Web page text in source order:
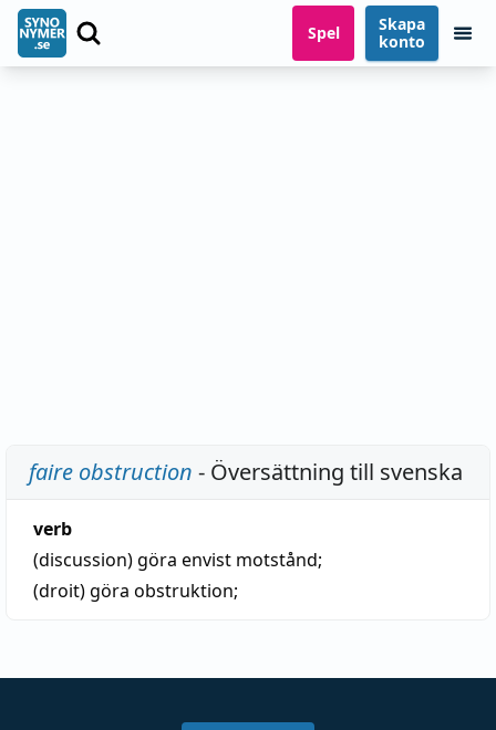
Spel
Skapa
konto
faire obstruction - Översättning till svenska
verb
(discussion)göra envist motstånd;
(droit)göra obstruktion;